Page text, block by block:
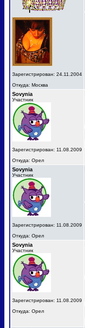
Зарегистрирован: 24.11.2004
Откуда: Москва
Sovynia
Участник
Зарегистрирован: 11.08.2009
Откуда: Орел
Sovynia
Участник
Зарегистрирован: 11.08.2009
Откуда: Орел
Sovynia
Участник
Зарегистрирован: 11.08.2009
Откуда: Орел